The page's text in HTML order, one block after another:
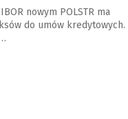
nowym POLSTR ma
do umów kredytowych.